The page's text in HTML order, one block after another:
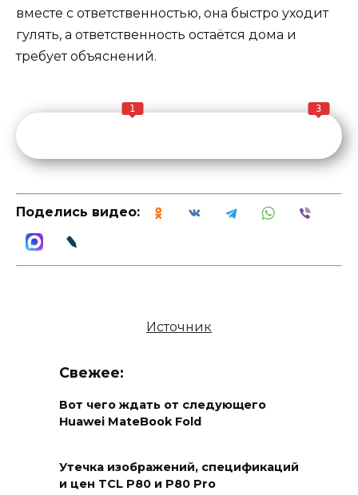
вместе с ответственностью, она быстро уходит
гулять, а ответственность остаётся дома и
требует объяснений.
1 3
Поделись видео:
Источник
Свежее:
Вот чего ждать от следующего
Huawei MateBook Fold
Утечка изображений, спецификаций
и цен TCL P80 и P80 Pro